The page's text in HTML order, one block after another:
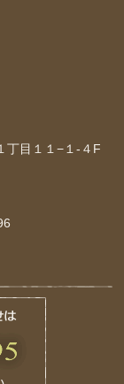
丁目１１−１-４F